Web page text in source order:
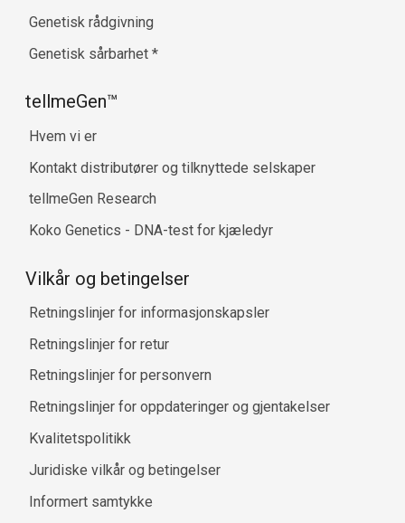
Genetisk rådgivning
Genetisk sårbarhet *
tellmeGen™
Hvem vi er
Kontakt distributører og tilknyttede selskaper
tellmeGen Research
Koko Genetics - DNA-test for kjæledyr
Vilkår og betingelser
Retningslinjer for informasjonskapsler
Retningslinjer for retur
Retningslinjer for personvern
Retningslinjer for oppdateringer og gjentakelser
Kvalitetspolitikk
Juridiske vilkår og betingelser
Informert samtykke